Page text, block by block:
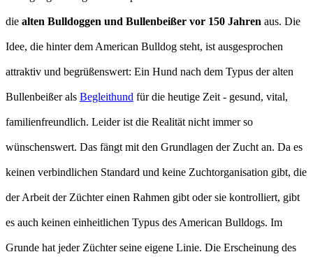
die alten Bulldoggen und Bullenbeißer vor 150 Jahren aus. Die
Idee, die hinter dem American Bulldog steht, ist ausgesprochen
attraktiv und begrüßenswert: Ein Hund nach dem Typus der alten
Bullenbeißer als Begleithund für die heutige Zeit - gesund, vital,
familienfreundlich. Leider ist die Realität nicht immer so
wünschenswert. Das fängt mit den Grundlagen der Zucht an. Da es
keinen verbindlichen Standard und keine Zuchtorganisation gibt, die
der Arbeit der Züchter einen Rahmen gibt oder sie kontrolliert, gibt
es auch keinen einheitlichen Typus des American Bulldogs. Im
Grunde hat jeder Züchter seine eigene Linie. Die Erscheinung des